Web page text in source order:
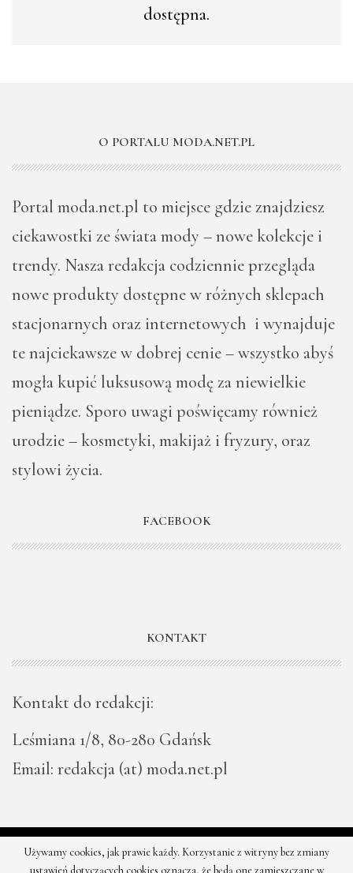
dostępna.
O PORTALU MODA.NET.PL
Portal moda.net.pl to miejsce gdzie znajdziesz
ciekawostki ze świata mody – nowe kolekcje i
trendy. Nasza redakcja codziennie przegląda
nowe produkty dostępne w różnych sklepach
stacjonarnych oraz internetowych i wynajduje
te najciekawsze w dobrej cenie – wszystko abyś
mogła kupić luksusową modę za niewielkie
pieniądze. Sporo uwagi poświęcamy również
urodzie – kosmetyki, makijaż i fryzury, oraz
stylowi życia.
FACEBOOK
KONTAKT
Kontakt do redakcji:
Leśmiana 1/8, 80-280 Gdańsk
Email: redakcja (at) moda.net.pl
© 2026 - Moda - najnowsze kolekcje, najtańsze sklepy. Wszystkie
Używamy cookies, jak prawie każdy. Korzystanie z witryny bez zmiany
ustawień dotyczących cookies oznacza, że będą one zamieszczane w